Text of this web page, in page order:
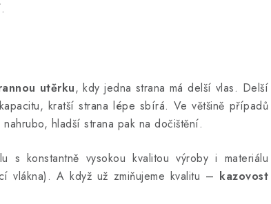
utěrku, kdy jedna strana má delší vlas. Delší
kratší strana lépe sbírá. Ve většině případů
hladší strana pak na dočištění.
s konstantně vysokou kvalitou výroby i materiálu
vlákna). A když už zmiňujeme kvalitu – kazovost